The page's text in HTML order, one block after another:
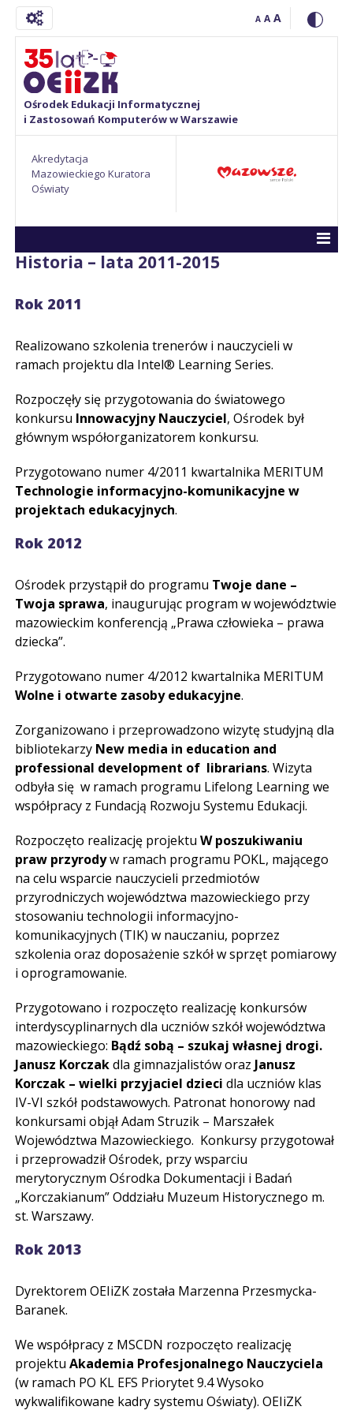
A A A
Ośrodek Edukacji Informatycznej
i Zastosowań Komputerów w Warszawie
Akredytacja
Mazowieckiego Kuratora
Oświaty
Historia – lata 2011-2015
Rok 2011
Realizowano szkolenia trenerów i nauczycieli w
ramach projektu dla Intel® Learning Series.
Rozpoczęły się przygotowania do światowego
konkursu Innowacyjny Nauczyciel, Ośrodek był
głównym współorganizatorem konkursu.
Przygotowano numer 4/2011 kwartalnika MERITUM
Technologie informacyjno-komunikacyjne w
projektach edukacyjnych.
Rok 2012
Ośrodek przystąpił do programu Twoje dane –
Twoja sprawa, inaugurując program w województwie
mazowieckim konferencją „Prawa człowieka – prawa
dziecka”.
Przygotowano numer 4/2012 kwartalnika MERITUM
Wolne i otwarte zasoby edukacyjne.
Zorganizowano i przeprowadzono wizytę studyjną dla
bibliotekarzy New media in education and
professional development of librarians. Wizyta
odbyła się w ramach programu Lifelong Learning we
współpracy z Fundacją Rozwoju Systemu Edukacji.
Rozpoczęto realizację projektuW poszukiwaniu
praw przyrodyw ramach programu POKL, mającego
na celu wsparcie nauczycieli przedmiotów
przyrodniczych województwa mazowieckiego przy
stosowaniu technologii informacyjno-
komunikacyjnych (TIK) w nauczaniu, poprzez
szkolenia oraz doposażenie szkół w sprzęt pomiarowy
i oprogramowanie.
Przygotowano i rozpoczęto realizację konkursów
interdyscyplinarnych dla uczniów szkół województwa
mazowieckiego: Bądź sobą – szukaj własnej drogi.
Janusz Korczakdla gimnazjalistów oraz Janusz
Korczak – wielki przyjaciel dzieci dla uczniów klas
IV-VI szkół podstawowych. Patronat honorowy nad
konkursami objął Adam Struzik – Marszałek
Województwa Mazowieckiego. Konkursy przygotował
i przeprowadził Ośrodek, przy wsparciu
merytorycznym Ośrodka Dokumentacji i Badań
„Korczakianum” Oddziału Muzeum Historycznego m.
st. Warszawy.
Rok 2013
Dyrektorem OEIiZK została Marzenna Przesmycka-
Baranek.
We współpracy z MSCDN rozpoczęto realizację
projektuAkademia Profesjonalnego Nauczyciela
(w ramach PO KL EFS Priorytet 9.4 Wysoko
wykwalifikowane kadry systemu Oświaty). OEIiZK